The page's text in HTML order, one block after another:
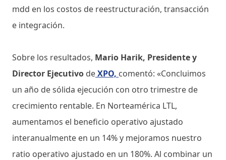
mdd en los costos de reestructuración, transacción
e integración.
Sobre los resultados, Mario Harik, Presidente y
Director Ejecutivo deXPO, comentó: «Concluimos
un año de sólida ejecución con otro trimestre de
crecimiento rentable. En Norteamérica LTL,
aumentamos el beneficio operativo ajustado
interanualmente en un 14% y mejoramos nuestro
ratio operativo ajustado en un 180%. Al combinar un